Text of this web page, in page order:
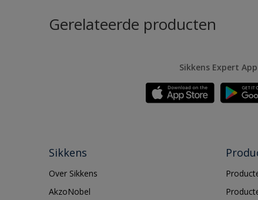
Gerelateerde producten
Sikkens Expert App
Sikkens
Over Sikkens
AkzoNobel